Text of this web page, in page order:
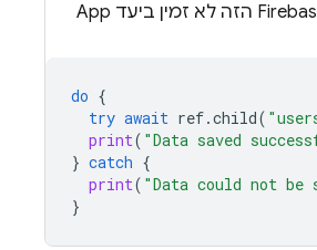
מוצר Firebase הזה לא זמין ביעד App
do {
try await ref.child(
print( "Data saved
} catch {
print( "Data could not be
}